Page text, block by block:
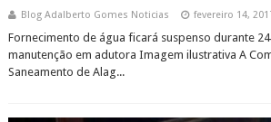
Blog Adalberto Gomes Noticias fevereiro 14,
Fornecimento de água ficará suspenso durante
manutenção em adutora Imagem ilustrativa A
Saneamento de Alag...